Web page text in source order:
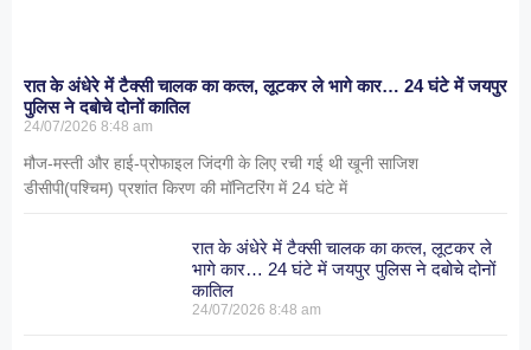
रात के अंधेरे में टैक्सी चालक का कत्ल, लूटकर ले भागे कार… 24 घंटे में जयपुर
पुलिस ने दबोचे दोनों कातिल
24/07/2026 8:48 am
मौज-मस्ती और हाई-प्रोफाइल जिंदगी के लिए रची गई थी खूनी साजिश
डीसीपी(पश्चिम) प्रशांत किरण की मॉनिटरिंग में 24 घंटे में
रात के अंधेरे में टैक्सी चालक का कत्ल, लूटकर ले
भागे कार… 24 घंटे में जयपुर पुलिस ने दबोचे दोनों
कातिल
24/07/20268:48 am